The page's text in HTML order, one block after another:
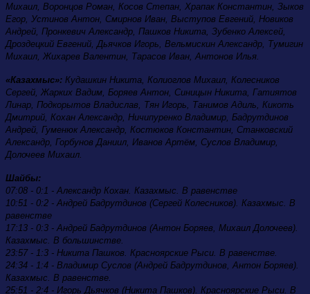
Михаил, Воронцов Роман, Косов Степан, Храпак Константин, Зыков
Егор, Устинов Антон, Смирнов Иван, Выступов Евгений, Новиков
Андрей, Пронкевич Александр, Пашков Никита, Зубенко Алексей,
Дроздецкий Евгений, Дьячков Игорь, Вельмискин Александр, Тумигин
Михаил, Жихарев Валентин, Тарасов Иван, Антонов Илья.
«Казахмыс»: Кудашкин Никита, Колиоглов Михаил, Колесников
Сергей, Жарких Вадим, Боряев Антон, Синицын Никита, Гатиятов
Линар, Подкорытов Владислав, Тян Игорь, Танимов Адиль, Кикоть
Дмитрий, Кохан Александр, Ничипуренко Владимир, Бадрутдинов
Андрей, Гуменюк Александр, Костюков Константин, Станковский
Александр, Горбунов Даниил, Иванов Артём, Суслов Владимир,
Долочеев Михаил.
Шайбы:
07:08 - 0:1 - Александр Кохан. Казахмыс. В равенстве
10:51 - 0:2 - Андрей Бадрутдинов (Сергей Колесников). Казахмыс. В
равенстве
17:13 - 0:3 - Андрей Бадрутдинов (Антон Боряев, Михаил Долочеев).
Казахмыс. В большинстве.
23:57 - 1:3 - Никита Пашков. Красноярские Рыси. В равенстве.
24:34 - 1:4 - Владимир Суслов (Андрей Бадрутдинов, Антон Боряев).
Казахмыс. В равенстве.
25:51 - 2:4 - Игорь Дьячков (Никита Пашков). Красноярские Рыси. В